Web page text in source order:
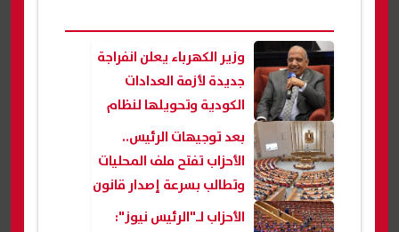
وزير الكهرباء يعلن انفراجة
جديدة لأزمة العدادات
الكودية وتحويلها لنظام
الشرائح
بعد توجيهات الرئيس..
الأحزاب تفتح ملف المحليات
وتطالب بسرعة إصدار قانون
الإدارة المحلية| عاجل
الأحزاب لـ"الرئيس نيوز":